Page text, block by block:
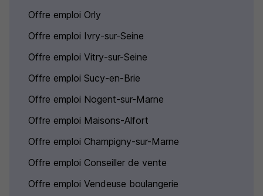
Offre emploi Orly
Offre emploi Ivry-sur-Seine
Offre emploi Vitry-sur-Seine
Offre emploi Sucy-en-Brie
Offre emploi Nogent-sur-Marne
Offre emploi Maisons-Alfort
Offre emploi Champigny-sur-Marne
Offre emploi Conseiller de vente
Offre emploi Vendeuse boulangerie